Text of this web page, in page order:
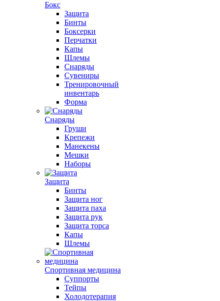
Бокс
Защита
Бинты
Боксерки
Перчатки
Капы
Шлемы
Снаряды
Сувениры
Тренировочный
инвентарь
Форма
Снаряды
Груши
Крепежи
Манекены
Мешки
Наборы
Защита
Бинты
Защита ног
Защита паха
Защита рук
Защита торса
Капы
Шлемы
Спортивная медицина
Суппорты
Тейпы
Холодотерапия